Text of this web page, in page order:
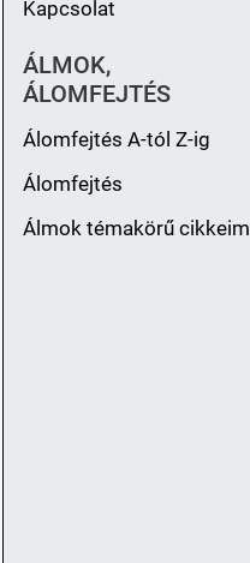
Kapcsolat
ÁLMOK,
ÁLOMFEJTÉS
Álomfejtés A-tól Z-ig
Álomfejtés
Álmok témakörű cikkeim